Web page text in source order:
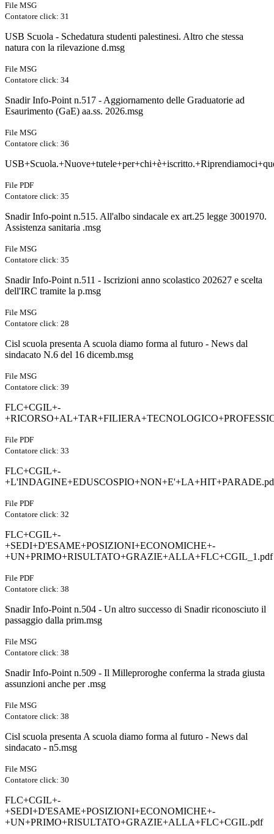
File MSG
Contatore click: 31
USB Scuola - Schedatura studenti palestinesi. Altro che stessa
natura con la rilevazione d.msg
File MSG
Contatore click: 34
Snadir Info-Point n.517 - Aggiornamento delle Graduatorie ad
Esaurimento (GaE) aa.ss. 2026.msg
File MSG
Contatore click: 36
File PDF
Contatore click: 35
Snadir Info-point n.515. All'albo sindacale ex art.25 legge 3001970.
Assistenza sanitaria .msg
File MSG
Contatore click: 35
Snadir Info-Point n.511 - Iscrizioni anno scolastico 202627 e scelta
dell'IRC tramite la p.msg
File MSG
Contatore click: 28
Cisl scuola presenta A scuola diamo forma al futuro - News dal
sindacato N.6 del 16 dicemb.msg
File MSG
Contatore click: 39
FLC+CGIL+-
File PDF
Contatore click: 33
FLC+CGIL+-
File PDF
Contatore click: 32
FLC+CGIL+-
+SEDI+D'ESAME+POSIZIONI+ECONOMICHE+-
+UN+PRIMO+RISULTATO+GRAZIE+ALLA+FLC+CGIL_1.pdf
File PDF
Contatore click: 38
Snadir Info-Point n.504 - Un altro successo di Snadir riconosciuto il
passaggio dalla prim.msg
File MSG
Contatore click: 38
Snadir Info-Point n.509 - Il Milleproroghe conferma la strada giusta
assunzioni anche per .msg
File MSG
Contatore click: 38
Cisl scuola presenta A scuola diamo forma al futuro - News dal
sindacato - n5.msg
File MSG
Contatore click: 30
FLC+CGIL+-
+SEDI+D'ESAME+POSIZIONI+ECONOMICHE+-
+UN+PRIMO+RISULTATO+GRAZIE+ALLA+FLC+CGIL.pdf